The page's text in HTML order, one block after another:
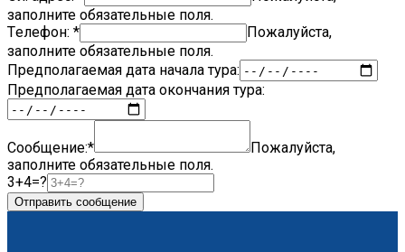
заполните обязательные поля.
Tелефон: *
Пожалуйста,
заполните обязательные поля.
Предполагаемая дата начала тура:
Предполагаемая дата окончания тура:
Сообщение:*
Пожалуйста,
заполните обязательные поля.
3+4=?
Отправить сообщение